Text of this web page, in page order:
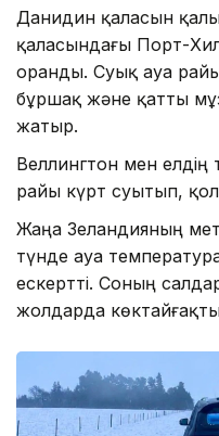
Данидин қаласын
қаласындағы Порт-
оранды. Суық ауа
бұршақ және қатты
жатыр.
Веллингтон мен елдің
райы күрт суытып,
Жаңа Зеландияның
түнде ауа
ескертті. Соның
жолдарда